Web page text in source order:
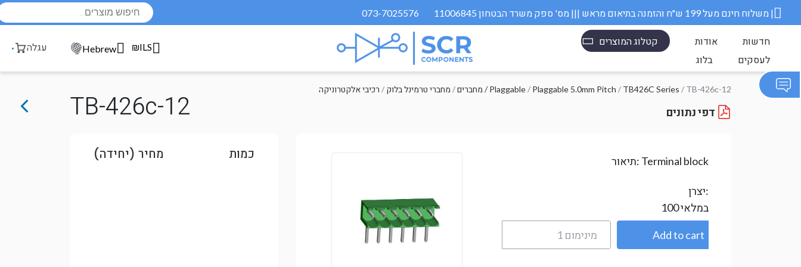
073-7025576 משלוח חינם מעל 199 ש״ח והזמנה בתיאום מראש ||| מס' ספק משרד הבטחון 11006845 |
קטלוג המוצרים אודות
חדשות
בלוג
לעסקים
עגלה Hebrew ₪ILS
רכיבי אלקטרוניקה / מחברי טרמינל בלוק / מחברים / Plaggable/ Plaggable 5.0mm Pitch / TB426C Series / TB-426c-12
TB-426c-12
תיאור: Terminal block
יצרן:
100במלאי
כמות מחיר (יחידה)